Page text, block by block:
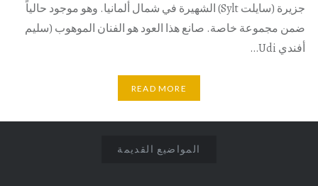
جزيرة (سايلت Sylt) الشهيرة في شمال ألمانيا. وهو موجود حالياً
ضمن مجموعة خاصة. صانع هذا العود هو الفنان الموهوب (سليم
أفندي Udi…
READ MORE
المواضيع القديمة